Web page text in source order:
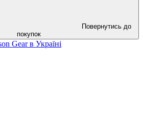
Повернутись до
покупок